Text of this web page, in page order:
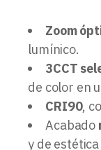
Zoom
lumínico.
3CCT
de color en
CRI90,
Acabado
y de